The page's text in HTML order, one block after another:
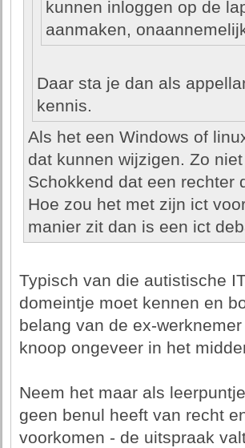
kunnen inloggen op de
aanmaken,
Daar sta je dan als
kennis.
Als het een Windows of
dat kunnen wijzigen. Zo
Schokkend dat een rechter
Hoe zou het met zijn ict
manier zit dan is een ict
Typisch van die autistische
domeintje moet kennen en
belang van de ex-
knoop ongeveer in het
Neem het maar als
geen benul heeft van recht
voorkomen - de uitspraak